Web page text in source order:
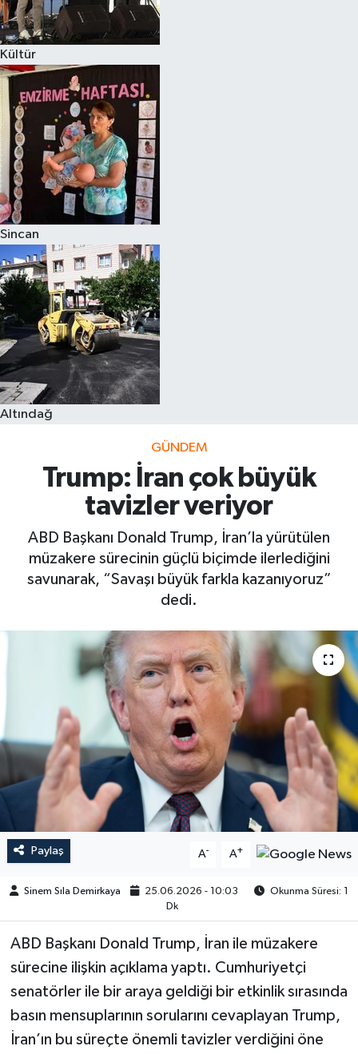
Kültür
Sincan
Altındağ
GÜNDEM
Trump: İran çok büyük
tavizler veriyor
ABD Başkanı Donald Trump, İran’la yürütülen
müzakere sürecinin güçlü biçimde ilerlediğini
savunarak, “Savaşı büyük farkla kazanıyoruz”
dedi.
Paylaş A- A+
Sinem Sıla Demirkaya 25.06.2026 - 10:03
Okunma Süresi: 1
Dk
ABD Başkanı Donald Trump, İran ile müzakere
sürecine ilişkin açıklama yaptı. Cumhuriyetçi
senatörler ile bir araya geldiği bir etkinlik sırasında
basın mensuplarının sorularını cevaplayan Trump,
İran’ın bu süreçte önemli tavizler verdiğini öne